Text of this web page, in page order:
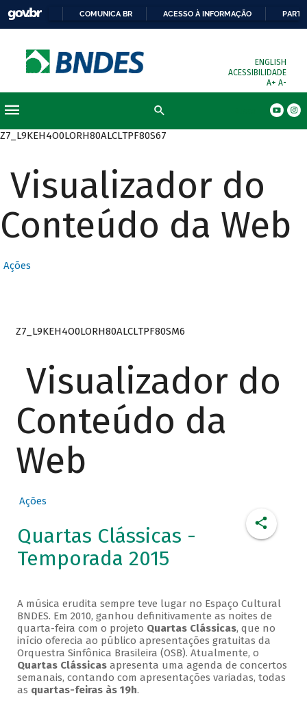
COMUNICA BR ACESSO À INFORMAÇÃO
ENGLISH
ACESSIBILIDADE
A+ A-
Z7_L9KEH4O0LORH80ALCLTPF80S67
Visualizador do
Conteúdo da Web
Ações
Z7_L9KEH4O0LORH80ALCLTPF80SM6
Visualizador do
Conteúdo da
Web
Ações
Quartas Clássicas -
Temporada 2015
A música erudita sempre teve lugar no Espaço Cultural
BNDES. Em 2010, ganhou definitivamente as noites de
quarta-feira com o projeto Quartas Clássicas, que no
início oferecia ao público apresentações gratuitas da
Orquestra Sinfônica Brasileira (OSB). Atualmente, o
Quartas Clássicasapresenta uma agenda de concertos
semanais, contando com apresentações variadas, todas
as quartas-feiras às 19h.